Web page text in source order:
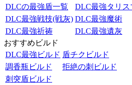
DLCの最強盾一覧
DLC最強タリス
DLC最強戦技(戦灰) DLC最強魔術
DLC最強祈祷
DLC最強遺灰
おすすめビルド
DLC最強ビルド 盾チクビルド
調香瓶ビルド
拒絶の刺ビルド
刺突盾ビルド